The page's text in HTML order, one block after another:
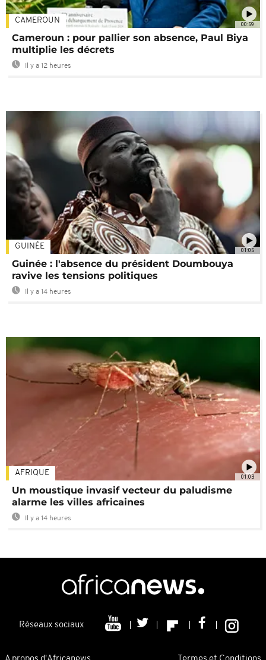
00:59
CAMEROUN
Cameroun : pour pallier son absence, Paul Biya
multiplie les décrets
Il y a 12 heures
01:05
GUINÉE
Guinée : l'absence du président Doumbouya
ravive les tensions politiques
Il y a 14 heures
01:03
AFRIQUE
Un moustique invasif vecteur du paludisme
alarme les villes africaines
Il y a 14 heures
Réseaux sociaux